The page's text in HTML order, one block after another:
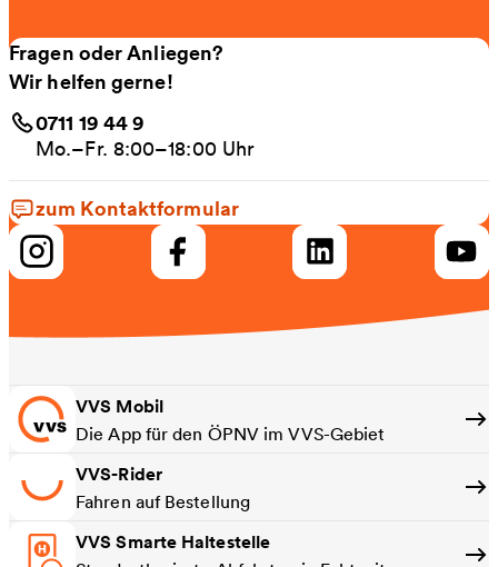
Fragen oder Anliegen?
Wir helfen gerne!
0711 19 44 9
Mo.–Fr. 8:00–18:00 Uhr
zum Kontaktformular
VVS Mobil
Die App für den ÖPNV im VVS-Gebiet
VVS-Rider
Fahren auf Bestellung
VVS Smarte Haltestelle